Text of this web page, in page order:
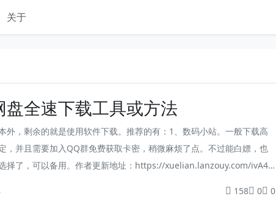
关于
盘全速下载工具或方法
外，剩余的就是使用软件下载。推荐的有：1、数码小站。一般下载高
，并且需要加入QQ群免费获取卡密，稍微麻烦了点。不过能白嫖，也
择了，可以备用。作者更新地址：https://xuelian.lanzouy.com/ivA4g
158 0 0